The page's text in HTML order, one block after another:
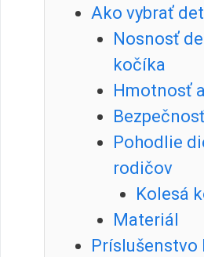
Ako vybrať
Nosnosť
kočíka
Hmotnosť
Pohodlie
rodičov
Kolesá
Materiál
Príslušenstvo